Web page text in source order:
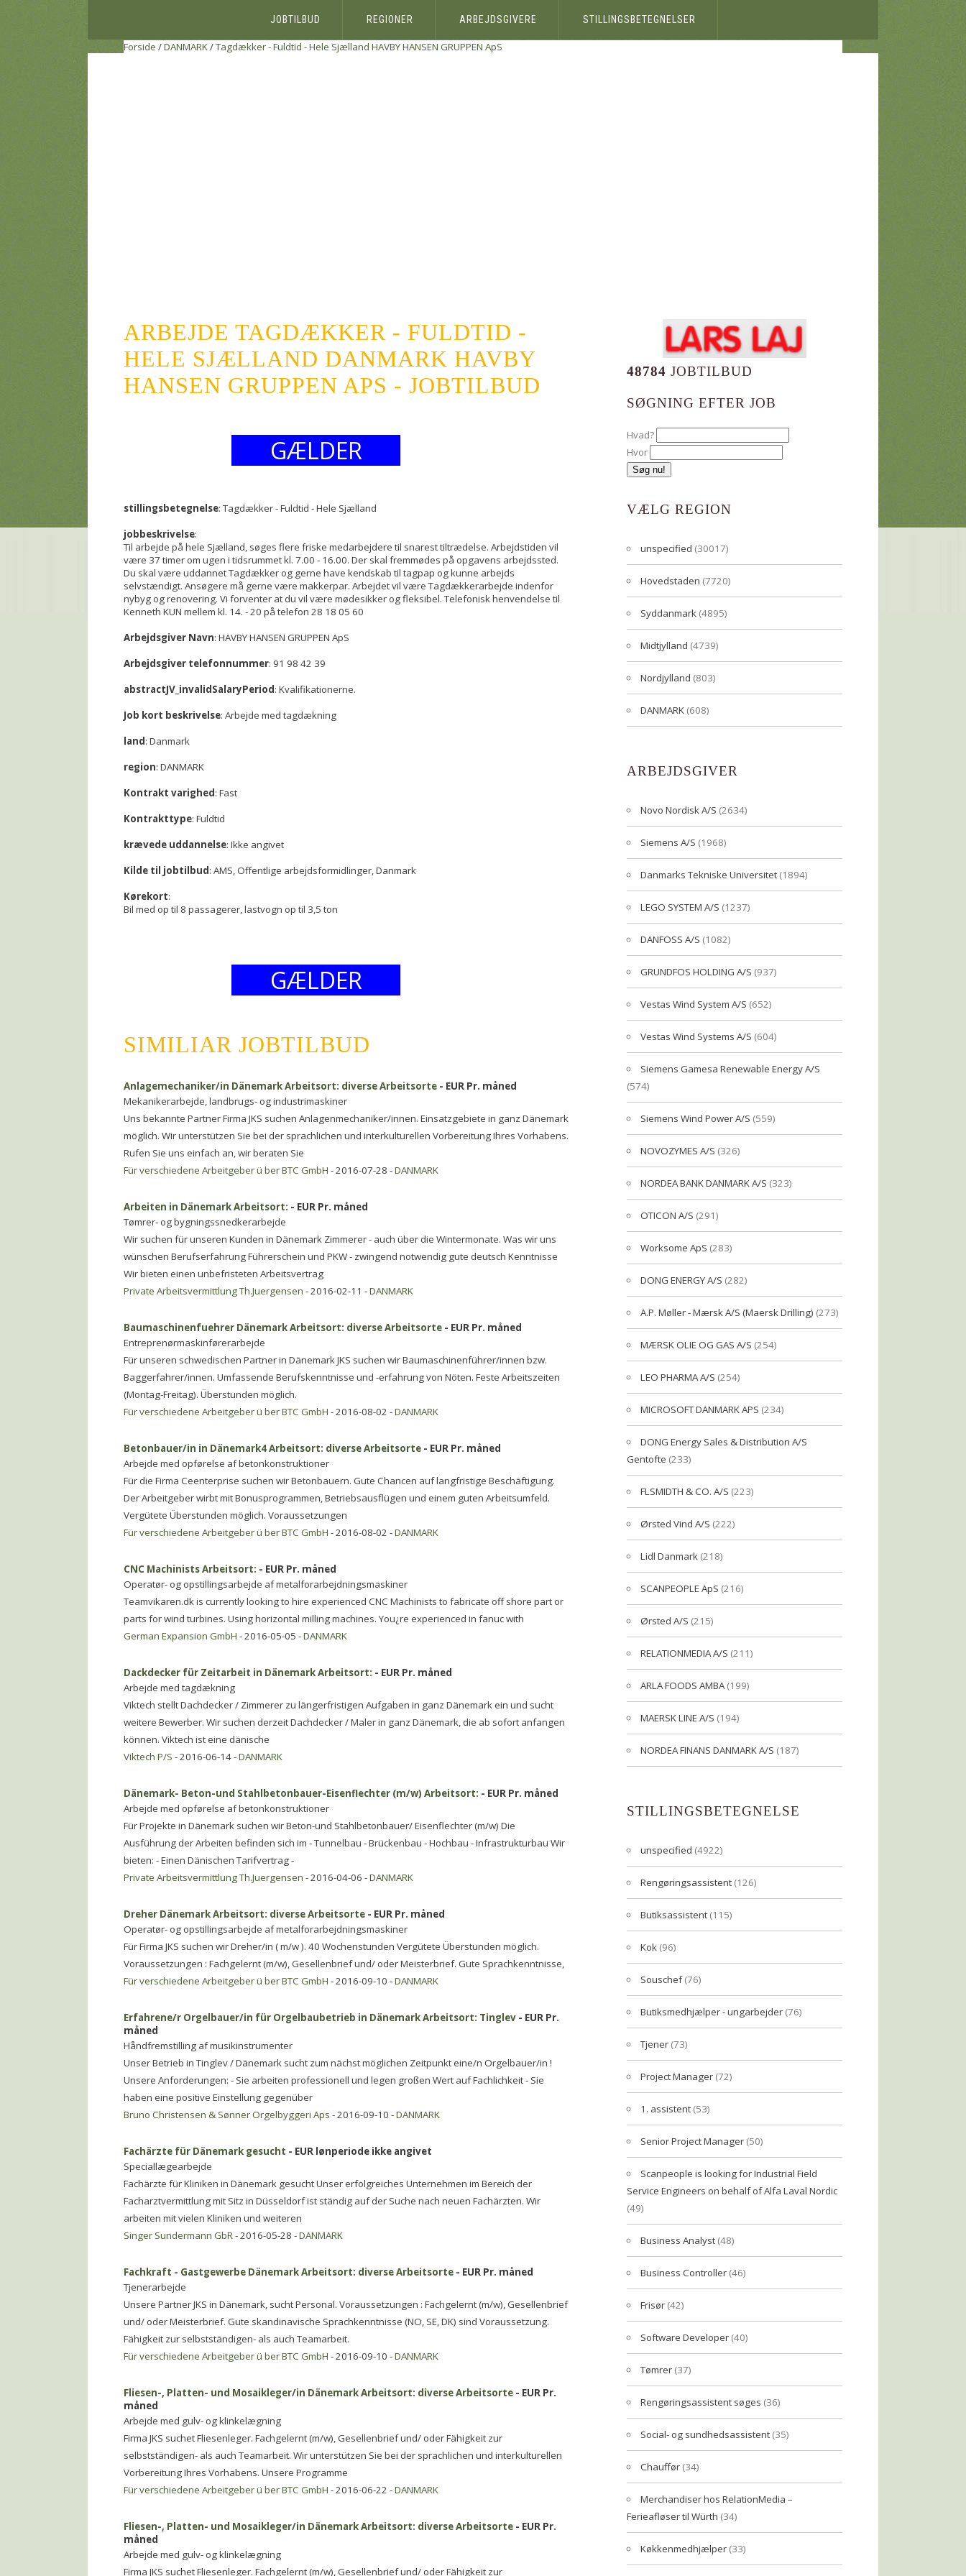
JOBTILBUD REGIONER ARBEJDSGIVERE STILLINGSBETEGNELSER
Forside /DANMARK/Tagdækker - Fuldtid - Hele Sjælland HAVBY HANSEN GRUPPEN ApS
ARBEJDE TAGDÆKKER - FULDTID -
HELE SJÆLLAND DANMARK HAVBY
HANSEN GRUPPEN APS - JOBTILBUD
GÆLDER
stillingsbetegnelse: Tagdækker - Fuldtid - Hele Sjælland
jobbeskrivelse:
Til arbejde på hele Sjælland, søges flere friske medarbejdere til snarest tiltrædelse. Arbejdstiden vil
være 37 timer om ugen i tidsrummet kl. 7.00 - 16.00. Der skal fremmødes på opgavens arbejdssted.
Du skal være uddannet Tagdækker og gerne have kendskab til tagpap og kunne arbejds
selvstændigt. Ansøgere må gerne være makkerpar. Arbejdet vil være Tagdækkerarbejde indenfor
nybyg og renovering. Vi forventer at du vil være mødesikker og fleksibel. Telefonisk henvendelse til
Kenneth KUN mellem kl. 14. - 20 på telefon 28 18 05 60
Arbejdsgiver Navn: HAVBY HANSEN GRUPPEN ApS
Arbejdsgiver telefonnummer: 91 98 42 39
abstractJV_invalidSalaryPeriod: Kvalifikationerne.
Job kort beskrivelse: Arbejde med tagdækning
land: Danmark
region: DANMARK
Kontrakt varighed: Fast
Kontrakttype: Fuldtid
krævede uddannelse: Ikke angivet
Kilde til jobtilbud: AMS, Offentlige arbejdsformidlinger, Danmark
Kørekort:
Bil med op til 8 passagerer, lastvogn op til 3,5 ton
GÆLDER
SIMILIAR JOBTILBUD
Anlagemechaniker/in Dänemark Arbeitsort: diverse Arbeitsorte - EUR Pr. måned
Mekanikerarbejde, landbrugs- og industrimaskiner
Uns bekannte Partner Firma JKS suchen Anlagenmechaniker/innen. Einsatzgebiete in ganz Dänemark
möglich. Wir unterstützen Sie bei der sprachlichen und interkulturellen Vorbereitung Ihres Vorhabens.
Rufen Sie uns einfach an, wir beraten Sie
Für verschiedene Arbeitgeber ü ber BTC GmbH - 2016-07-28 -DANMARK
Arbeiten in Dänemark Arbeitsort: - EUR Pr. måned
Tømrer- og bygningssnedkerarbejde
Wir suchen für unseren Kunden in Dänemark Zimmerer - auch über die Wintermonate. Was wir uns
wünschen Berufserfahrung Führerschein und PKW - zwingend notwendig gute deutsch Kenntnisse
Wir bieten einen unbefristeten Arbeitsvertrag
Private Arbeitsvermittlung Th.Juergensen - 2016-02-11 -DANMARK
Baumaschinenfuehrer Dänemark Arbeitsort: diverse Arbeitsorte - EUR Pr. måned
Entreprenørmaskinførerarbejde
Für unseren schwedischen Partner in Dänemark JKS suchen wir Baumaschinenführer/innen bzw.
Baggerfahrer/innen. Umfassende Berufskenntnisse und -erfahrung von Nöten. Feste Arbeitszeiten
(Montag-Freitag). Überstunden möglich.
Für verschiedene Arbeitgeber ü ber BTC GmbH - 2016-08-02 -DANMARK
Betonbauer/in in Dänemark4 Arbeitsort: diverse Arbeitsorte - EUR Pr. måned
Arbejde med opførelse af betonkonstruktioner
Für die Firma Ceenterprise suchen wir Betonbauern. Gute Chancen auf langfristige Beschäftigung.
Der Arbeitgeber wirbt mit Bonusprogrammen, Betriebsausflügen und einem guten Arbeitsumfeld.
Vergütete Überstunden möglich. Voraussetzungen
Für verschiedene Arbeitgeber ü ber BTC GmbH - 2016-08-02 -DANMARK
CNC Machinists Arbeitsort: - EUR Pr. måned
Operatør- og opstillingsarbejde af metalforarbejdningsmaskiner
Teamvikaren.dk is currently looking to hire experienced CNC Machinists to fabricate off shore part or
parts for wind turbines. Using horizontal milling machines. You¿re experienced in fanuc with
German Expansion GmbH - 2016-05-05 -DANMARK
Dackdecker für Zeitarbeit in Dänemark Arbeitsort: - EUR Pr. måned
Arbejde med tagdækning
Viktech stellt Dachdecker / Zimmerer zu längerfristigen Aufgaben in ganz Dänemark ein und sucht
weitere Bewerber. Wir suchen derzeit Dachdecker / Maler in ganz Dänemark, die ab sofort anfangen
können. Viktech ist eine dänische
Viktech P/S - 2016-06-14 -DANMARK
Dänemark- Beton-und Stahlbetonbauer-Eisenflechter (m/w) Arbeitsort: - EUR Pr. måned
Arbejde med opførelse af betonkonstruktioner
Für Projekte in Dänemark suchen wir Beton-und Stahlbetonbauer/ Eisenflechter (m/w) Die
Ausführung der Arbeiten befinden sich im - Tunnelbau - Brückenbau - Hochbau - Infrastrukturbau Wir
bieten: - Einen Dänischen Tarifvertrag -
Private Arbeitsvermittlung Th.Juergensen - 2016-04-06 -DANMARK
Dreher Dänemark Arbeitsort: diverse Arbeitsorte - EUR Pr. måned
Operatør- og opstillingsarbejde af metalforarbejdningsmaskiner
Für Firma JKS suchen wir Dreher/in ( m/w ). 40 Wochenstunden Vergütete Überstunden möglich.
Voraussetzungen : Fachgelernt (m/w), Gesellenbrief und/ oder Meisterbrief. Gute Sprachkenntnisse,
Für verschiedene Arbeitgeber ü ber BTC GmbH - 2016-09-10 -DANMARK
Erfahrene/r Orgelbauer/in für Orgelbaubetrieb in Dänemark Arbeitsort: Tinglev - EUR Pr.
måned
Håndfremstilling af musikinstrumenter
Unser Betrieb in Tinglev / Dänemark sucht zum nächst möglichen Zeitpunkt eine/n Orgelbauer/in !
Unsere Anforderungen: - Sie arbeiten professionell und legen großen Wert auf Fachlichkeit - Sie
haben eine positive Einstellung gegenüber
Bruno Christensen & Sønner Orgelbyggeri Aps - 2016-09-10 -DANMARK
Fachärzte für Dänemark gesucht - EUR lønperiode ikke angivet
Speciallægearbejde
Fachärzte für Kliniken in Dänemark gesucht Unser erfolgreiches Unternehmen im Bereich der
Facharztvermittlung mit Sitz in Düsseldorf ist ständig auf der Suche nach neuen Fachärzten. Wir
arbeiten mit vielen Kliniken und weiteren
Singer Sundermann GbR- 2016-05-28 -DANMARK
Fachkraft - Gastgewerbe Dänemark Arbeitsort: diverse Arbeitsorte - EUR Pr. måned
Tjenerarbejde
Unsere Partner JKS in Dänemark, sucht Personal. Voraussetzungen : Fachgelernt (m/w), Gesellenbrief
und/ oder Meisterbrief. Gute skandinavische Sprachkenntnisse (NO, SE, DK) sind Voraussetzung.
Fähigkeit zur selbstständigen- als auch Teamarbeit.
Für verschiedene Arbeitgeber ü ber BTC GmbH - 2016-09-10 -DANMARK
Fliesen-, Platten- und Mosaikleger/in Dänemark Arbeitsort: diverse Arbeitsorte - EUR Pr.
måned
Arbejde med gulv- og klinkelægning
Firma JKS suchet Fliesenleger. Fachgelernt (m/w), Gesellenbrief und/ oder Fähigkeit zur
selbstständigen- als auch Teamarbeit. Wir unterstützen Sie bei der sprachlichen und interkulturellen
Vorbereitung Ihres Vorhabens. Unsere Programme
Für verschiedene Arbeitgeber ü ber BTC GmbH - 2016-06-22 -DANMARK
Fliesen-, Platten- und Mosaikleger/in Dänemark Arbeitsort: diverse Arbeitsorte - EUR Pr.
måned
Arbejde med gulv- og klinkelægning
Firma JKS suchet Fliesenleger. Fachgelernt (m/w), Gesellenbrief und/ oder Fähigkeit zur
48784 JOBTILBUD
SØGNING EFTER JOB
Hvad?
Hvor
VÆLG REGION
unspecified (30017)
Hovedstaden (7720)
Syddanmark (4895)
Midtjylland (4739)
Nordjylland (803)
DANMARK (608)
ARBEJDSGIVER
Novo Nordisk A/S (2634)
Siemens A/S (1968)
Danmarks Tekniske Universitet (1894)
LEGO SYSTEM A/S (1237)
DANFOSS A/S (1082)
GRUNDFOS HOLDING A/S (937)
Vestas Wind System A/S (652)
Vestas Wind Systems A/S (604)
Siemens Gamesa Renewable Energy A/S
(574)
Siemens Wind Power A/S (559)
NOVOZYMES A/S (326)
NORDEA BANK DANMARK A/S (323)
OTICON A/S (291)
Worksome ApS (283)
DONG ENERGY A/S (282)
A.P. Møller - Mærsk A/S (Maersk Drilling) (273)
MÆRSK OLIE OG GAS A/S (254)
LEO PHARMA A/S (254)
MICROSOFT DANMARK APS (234)
DONG Energy Sales & Distribution A/S
Gentofte (233)
FLSMIDTH & CO. A/S (223)
Ørsted Vind A/S (222)
Lidl Danmark (218)
SCANPEOPLE ApS (216)
Ørsted A/S (215)
RELATIONMEDIA A/S (211)
ARLA FOODS AMBA(199)
MAERSK LINE A/S (194)
NORDEA FINANS DANMARK A/S (187)
STILLINGSBETEGNELSE
unspecified (4922)
Rengøringsassistent (126)
Butiksassistent (115)
Kok (96)
Souschef(76)
Butiksmedhjælper - ungarbejder (76)
Tjener (73)
Project Manager (72)
1. assistent (53)
Senior Project Manager (50)
Scanpeople is looking for Industrial Field
Service Engineers on behalf of Alfa Laval Nordic
(49)
Business Analyst (48)
Business Controller (46)
Frisør (42)
Software Developer (40)
Tømrer (37)
Rengøringsassistent søges (36)
Social- og sundhedsassistent (35)
Chauffør (34)
Merchandiser hos RelationMedia –
Ferieafløser til Würth (34)
Køkkenmedhjælper (33)